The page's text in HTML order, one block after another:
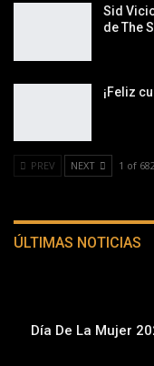
Sid
de The
¡Feliz
PREV NEXT 1 of
ÚLTIMAS NOTICIAS
Día De La Mujer